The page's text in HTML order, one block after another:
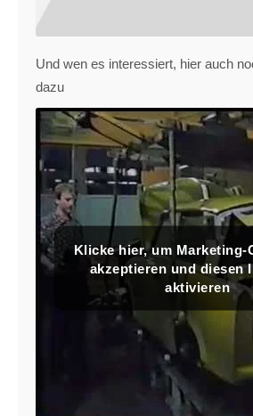
Und wen es interessiert, hier auch
dazu
Klicke hier, um Marketing-
akzeptieren und diesen
aktivieren